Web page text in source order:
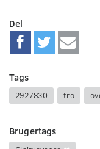
Del
Tags
2927830 tro
Brugertags